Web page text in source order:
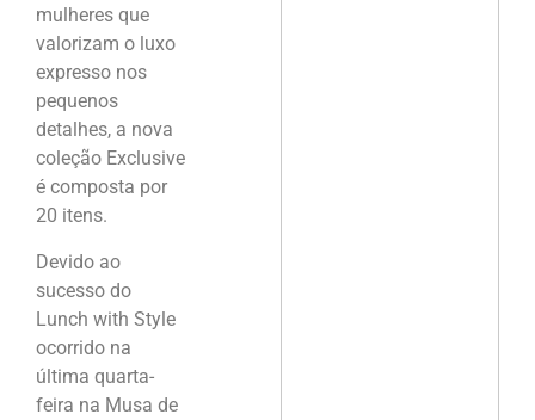
mulheres que
valorizam o luxo
expresso nos
pequenos
detalhes, a nova
coleção Exclusive
é composta por
20 itens.
Devido ao
sucesso do
Lunch with Style
ocorrido na
última quarta-
feira na Musa de